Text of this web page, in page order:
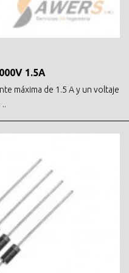
1.5A
máxima de 1.5 A y un voltaje